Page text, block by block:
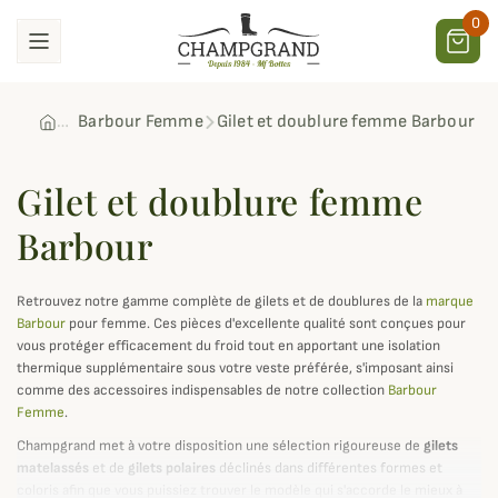
0
Barbour Femme Gilet et doublure femme Barbour
Gilet et doublure femme
Barbour
Retrouvez notre gamme complète de gilets et de doublures de la marque
Barbour pour femme. Ces pièces d'excellente qualité sont conçues pour
vous protéger efficacement du froid tout en apportant une isolation
thermique supplémentaire sous votre veste préférée, s'imposant ainsi
comme des accessoires indispensables de notre collection Barbour
Femme.
Champgrand met à votre disposition une sélection rigoureuse de gilets
matelassés et de gilets polaires déclinés dans différentes formes et